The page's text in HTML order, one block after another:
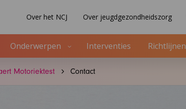
Over het NCJ Over jeugdgezondheidszorg
Onderwerpen Interventies Richtlijnen
Motoriektest Contact